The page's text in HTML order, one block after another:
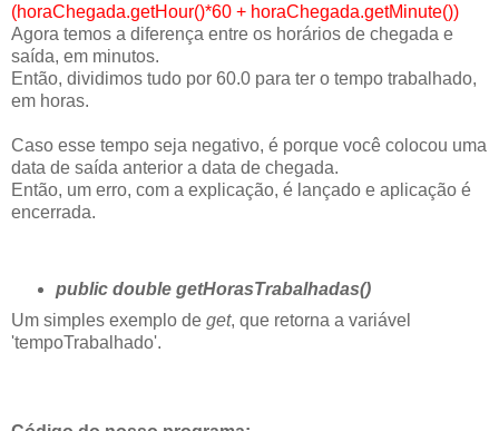
(horaChegada.getHour()*60 + horaChegada.getMinute())
Agora temos a diferença entre os horários de chegada e
saída, em minutos.
Então, dividimos tudo por 60.0 para ter o tempo trabalhado,
em horas.
Caso esse tempo seja negativo, é porque você colocou uma
data de saída anterior a data de chegada.
Então, um erro, com a explicação, é lançado e aplicação é
encerrada.
public double getHorasTrabalhadas()
Um simples exemplo de get, que retorna a variável
'tempoTrabalhado'.